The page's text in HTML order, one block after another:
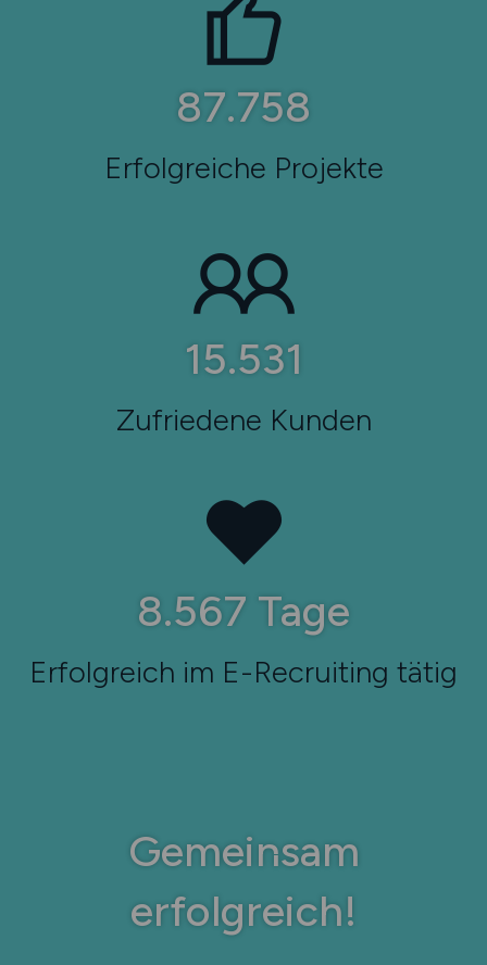
93.319
Erfolgreiche Projekte
16.560
Zufriedene Kunden
9.134Tage
Erfolgreich im E-Recruiting tätig
Gemeinsam
erfolgreich!